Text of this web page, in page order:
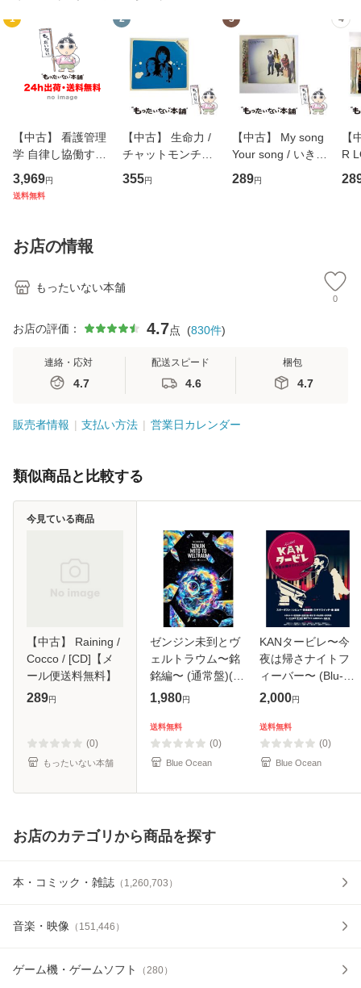
1
【中古】 看護管理
学 自律し協働する
専門職の看護マネ
ジメントスキル 改
恵 藤本幸三 / 南江
堂 [単行
3,969円
送料無料
2
【中古】 生命力 /
チャットモンチー /
キューンレコード
[CD]【メール便送
355円
3
【中古】 My song
Your song / いきも
のがかり / [CD]
【メール便送料無
289円
4
【
R
産
お店の情報
もったいない本舗
0
お店の評価： 4.7点 (830件)
連絡・応対
4.7
配送スピード
4.6
梱包
4.7
販売者情報 支払い方法 営業日カレンダー
類似商品と比較する
【中古】 Raining /
Cocco / [CD]【メ
ール便送料無料】
289円
(0)
もったいない本舗
今見ている商品
ゼンジン未到とヴ
ェルトラウム〜銘
銘編〜 (通常盤)(2
枚組) [DVD]
1,980円
送料無料
(0)
Blue Ocean
KANタービレ〜今
夜は帰さナイトフ
ィーバー〜 (Blu-
ray)
2,000円
送料無料
(0)
Blue Ocean
お店のカテゴリから商品を探す
本・コミック・雑誌 （ 1,260,703 ）
音楽・映像 （ 151,446 ）
ゲーム機・ゲームソフト （280）